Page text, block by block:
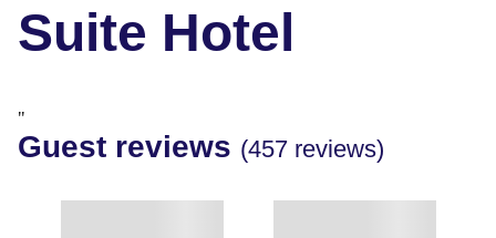
Suite Hotel
"
Guest reviews (457 reviews)